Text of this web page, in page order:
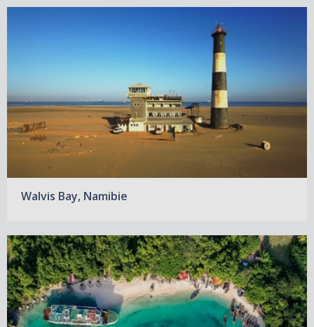
Walvis Bay, Namibie